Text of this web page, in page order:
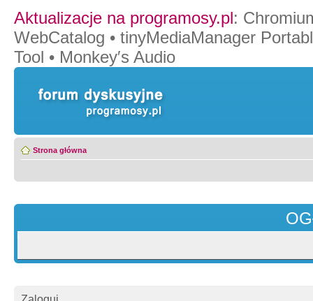
Aktualizacje na programosy.pl:
WebCatalog • tinyMediaManager
Tool • Monkey′s Audio
Strona główna